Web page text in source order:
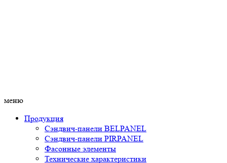
меню
Продукция
Сэндвич-панели BELPANEL
Сэндвич-панели PIRPANEL
Фасонные элементы
Технические характеристики